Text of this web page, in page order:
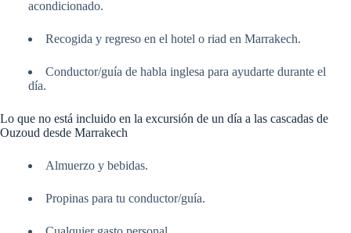
acondicionado.
Recogida y regreso en el hotel o riad en Marrakech.
Conductor/guía de habla inglesa para ayudarte durante el
día.
Lo que no está incluido en la excursión de un día a las cascadas de
Ouzoud desde Marrakech
Almuerzo y bebidas.
Propinas para tu conductor/guía.